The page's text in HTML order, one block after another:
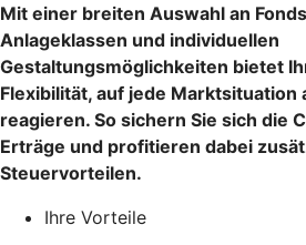
Mit einer breiten Auswahl an
Anlageklassen und individuellen
Gestaltungsmöglichkeiten bietet
Flexibilität, auf jede Marktsituation
reagieren. So sichern Sie sich die
Erträge und profitieren dabei
Steuervorteilen.
Ihre Vorteile